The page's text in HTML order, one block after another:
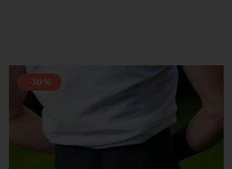
-10%